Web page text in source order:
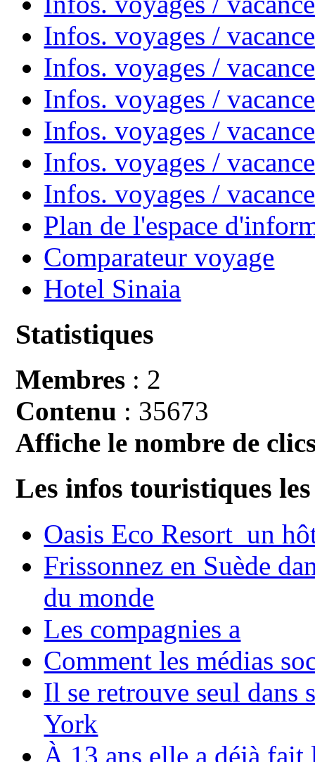
Infos. voyages /
Infos. voyages /
Infos. voyages /
Infos. voyages /
Infos. voyages /
Infos. voyages /
Plan de l'espace
Comparateur voyage
Hotel Sinaia
Statistiques
Membres : 2
Contenu : 35673
Affiche le nombre de
Les infos touristiques
Oasis Eco Resort un
Frissonnez en Suède
du monde
Les compagnies a
Comment les médias
Il se retrouve seul dans
York
À 13 ans elle a déjà